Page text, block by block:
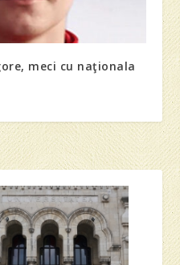
meci cu naţionala